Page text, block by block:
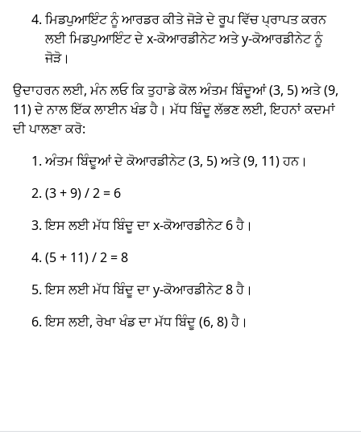
ਮਿਡਪੁਆਇੰਟ ਨੂੰ ਆਰਡਰ ਕੀਤੇ ਜੋੜੇ ਦੇ ਰੂਪ ਵਿੱਚ ਪ੍ਰਾਪਤ ਕਰਨ
ਲਈ ਮਿਡਪੁਆਇੰਟ ਦੇ x-ਕੋਆਰਡੀਨੇਟ ਅਤੇ y-ਕੋਆਰਡੀਨੇਟ ਨੂੰ
ਜੋੜੋ।
ਉਦਾਹਰਨ ਲਈ, ਮੰਨ ਲਓ ਕਿ ਤੁਹਾਡੇ ਕੋਲ ਅੰਤਮ ਬਿੰਦੂਆਂ (3, 5) ਅਤੇ (9,
11) ਦੇ ਨਾਲ ਇੱਕ ਲਾਈਨ ਖੰਡ ਹੈ। ਮੱਧ ਬਿੰਦੂ ਲੱਭਣ ਲਈ, ਇਹਨਾਂ ਕਦਮਾਂ
ਦੀ ਪਾਲਣਾ ਕਰੋ:
ਅੰਤਮ ਬਿੰਦੂਆਂ ਦੇ ਕੋਆਰਡੀਨੇਟ (3, 5) ਅਤੇ (9, 11) ਹਨ।
(3 + 9) / 2 = 6
ਇਸ ਲਈ ਮੱਧ ਬਿੰਦੂ ਦਾ x-ਕੋਆਰਡੀਨੇਟ 6 ਹੈ।
(5 + 11) / 2 = 8
ਇਸ ਲਈ ਮੱਧ ਬਿੰਦੂ ਦਾ y-ਕੋਆਰਡੀਨੇਟ 8 ਹੈ।
ਇਸ ਲਈ, ਰੇਖਾ ਖੰਡ ਦਾ ਮੱਧ ਬਿੰਦੂ (6, 8) ਹੈ।